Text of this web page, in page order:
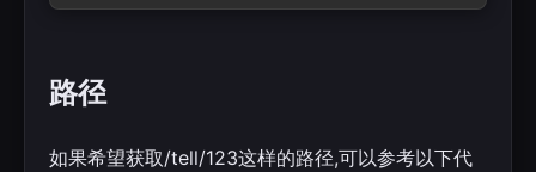
路径
如果希望获取/tell/123这样的路径,可以参考以下代